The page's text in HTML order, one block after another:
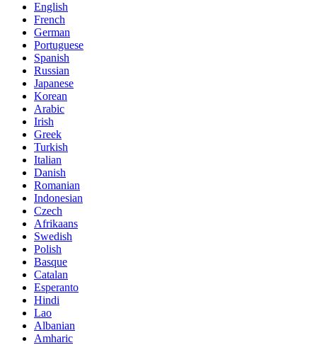
English
French
German
Portuguese
Spanish
Russian
Japanese
Korean
Arabic
Irish
Greek
Turkish
Italian
Danish
Romanian
Indonesian
Czech
Afrikaans
Swedish
Polish
Basque
Catalan
Esperanto
Hindi
Lao
Albanian
Amharic